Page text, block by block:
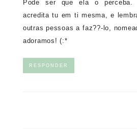
Pode ser que ela o perceba.
acredita tu em ti mesma, e
outras pessoas a faz??-lo,
adoramos! (:*
RESPONDER